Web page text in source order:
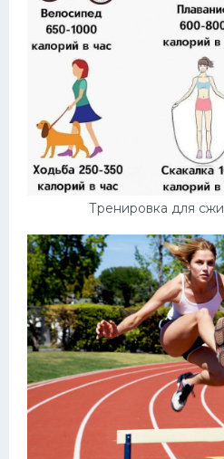
Тренировка для